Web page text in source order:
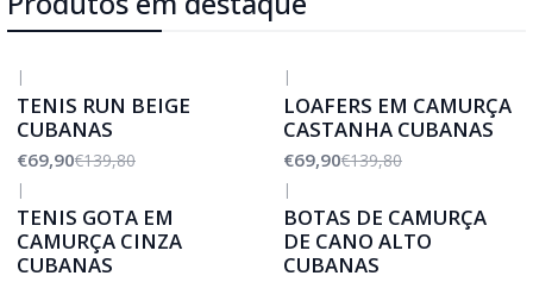
|
TENIS RUN BEIGE
CUBANAS
€69,90€139,80
|
LOAFERS EM CAMURÇA
CASTANHA CUBANAS
€69,90€139,80
|
TENIS GOTA EM
CAMURÇA CINZA
CUBANAS
|
BOTAS DE CAMURÇA
DE CANO ALTO
CUBANAS